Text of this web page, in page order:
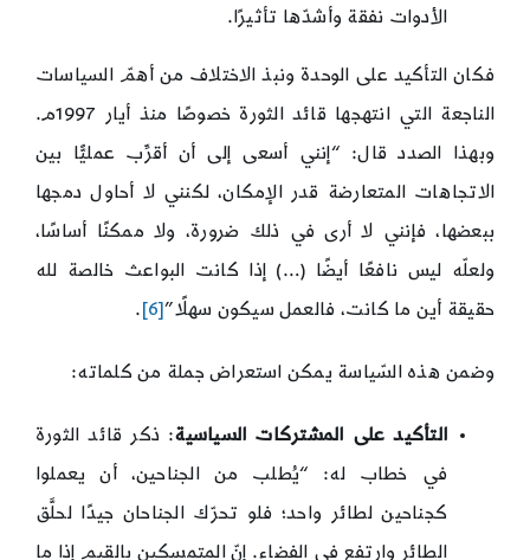
الأدوات نفقة وأشدّها تأثيرًا.
فكان التأكيد على الوحدة ونبذ الاختلاف من أهمّ السياسات
الناجعة التي انتهجها قائد الثورة خصوصًا منذ أيار 1997م.
وبهذا الصدد قال: “إنني أسعى إلى أن أقرِّب عمليًّا بين
الاتجاهات المتعارضة قدر الإمكان، لكنني لا أحاول دمجها
ببعضها، فإنني لا أرى في ذلك ضرورة، ولا ممكنًا أساسًا،
ولعلّه ليس نافعًا أيضًا (…) إذا كانت البواعث خالصة لله
حقيقة أين ما كانت، فالعمل سيكون سهلًا”[6]
.
وضمن هذه السّياسة يمكن استعراض جملة من كلماته:
التأكيد على المشتركات السياسية: ذكر قائد الثورة
في خطاب له: “يُطلب من الجناحين، أن يعملوا
كجناحين لطائر واحد؛ فلو تحرّك الجناحان جيدًا لحلَّق
الطائر وارتفع في الفضاء. إنّ المتمسكين بالقيم إذا ما